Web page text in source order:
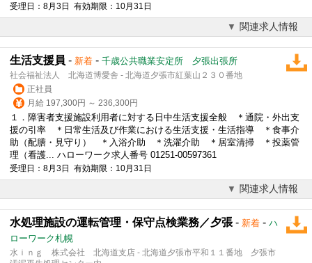
受理日：8月3日 有効期限：10月31日
関連求人情報
生活支援員 - 新着 - 千歳公共職業安定所 夕張出張所
社会福祉法人 北海道博愛舎 - 北海道夕張市紅葉山２３０番地
正社員
月給 197,300円 ～ 236,300円
１．障害者支援施設利用者に対する日中生活支援全般 ＊通院・外出支
援の引率 ＊日常生活及び作業における生活支援・生活指導 ＊食事介
助（配膳・見守り） ＊入浴介助 ＊洗濯介助 ＊居室清掃 ＊投薬管
理（看護... ハローワーク求人番号 01251-00597361
受理日：8月3日 有効期限：10月31日
関連求人情報
水処理施設の運転管理・保守点検業務／夕張 - 新着 - ハ
ローワーク札幌
水ｉｎｇ 株式会社 北海道支店 - 北海道夕張市平和１１番地 夕張市